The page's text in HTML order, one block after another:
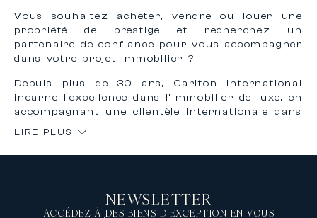
Vous souhaitez acheter, vendre ou louer une
propriété de prestige et recherchez un
partenaire de confiance pour vous accompagner
dans votre projet immobilier ?
Depuis plus de 30 ans, Carlton International
incarne l’excellence dans l’immobilier de luxe, en
accompagnant une clientèle internationale dans
l’international.
accompagnement personnalisé, confidentiel et
sur mesure pour concrétiser vos projets
LIRE PLUS
NEWSLETTER
ACCÉDEZ À DES BIENS D'EXCEPTION EN VOUS